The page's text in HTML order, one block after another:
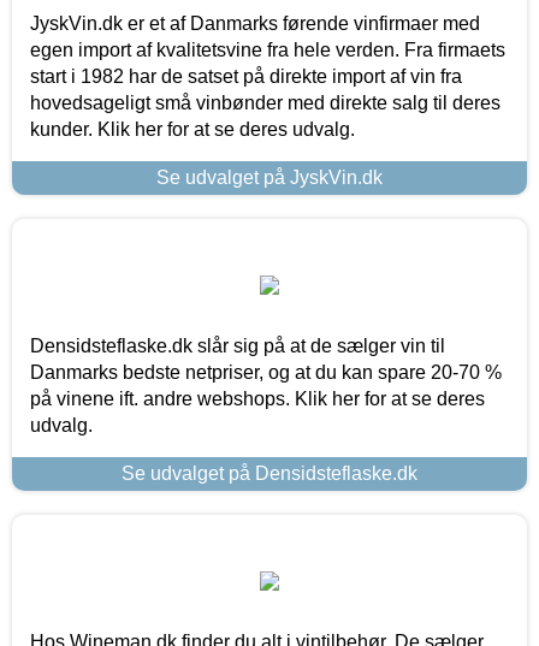
JyskVin.dk er et af Danmarks førende vinfirmaer med
egen import af kvalitetsvine fra hele verden. Fra firmaets
start i 1982 har de satset på direkte import af vin fra
hovedsageligt små vinbønder med direkte salg til deres
kunder. Klik her for at se deres udvalg.
Se udvalget på JyskVin.dk
Densidsteflaske.dk slår sig på at de sælger vin til
Danmarks bedste netpriser, og at du kan spare 20-70 %
på vinene ift. andre webshops. Klik her for at se deres
udvalg.
Se udvalget på Densidsteflaske.dk
Hos Wineman.dk finder du alt i vintilbehør. De sælger